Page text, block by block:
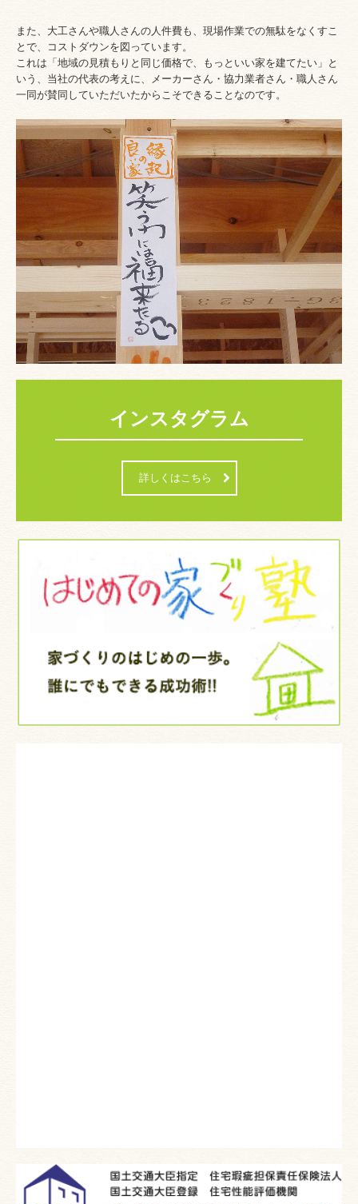
また、大工さんや職人さんの人件費も、現場作業での無駄をなくすこ
とで、コストダウンを図っています。
これは「地域の見積もりと同じ価格で、もっといい家を建てたい」と
いう、当社の代表の考えに、メーカーさん・協力業者さん・職人さん
一同が賛同していただいたからこそできることなのです。
インスタグラム
詳しくはこちら